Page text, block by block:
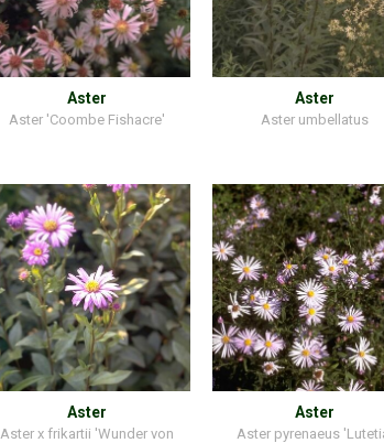
Aster
Aster 'Coombe Fishacre'
Aster
Aster umbellatus
Aster
Aster x frikartii 'Wunder von
Aster
Aster pyrenaeus